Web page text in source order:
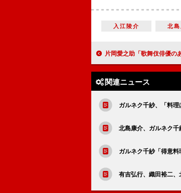
入江陵介 北
片岡愛之助「歌舞伎俳優のありがたみを実感
関連ニュース
ガルネク千紗、「料
北島康介、ガルネク
ガルネク千紗「得意
有吉弘行、織田裕二